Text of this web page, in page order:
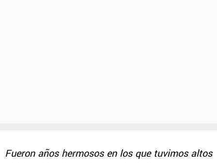
Fueron años hermosos en los que tuvimos altos